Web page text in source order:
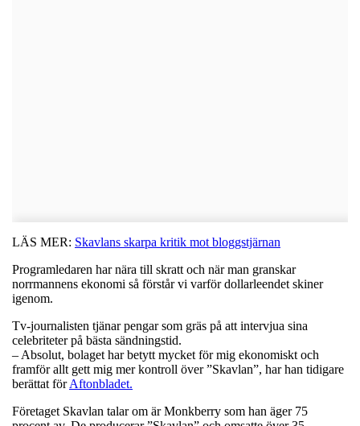
LÄS MER: Skavlans skarpa kritik mot bloggstjärnan
Programledaren har nära till skratt och när man granskar
norrmannens ekonomi så förstår vi varför dollarleendet skiner
igenom.
Tv-journalisten tjänar pengar som gräs på att intervjua sina
celebriteter på bästa sändningstid.
– Absolut, bolaget har betytt mycket för mig ekonomiskt och
framför allt gett mig mer kontroll över ”Skavlan”, har han tidigare
berättat förAftonbladet.
Företaget Skavlan talar om är Monkberry som han äger 75